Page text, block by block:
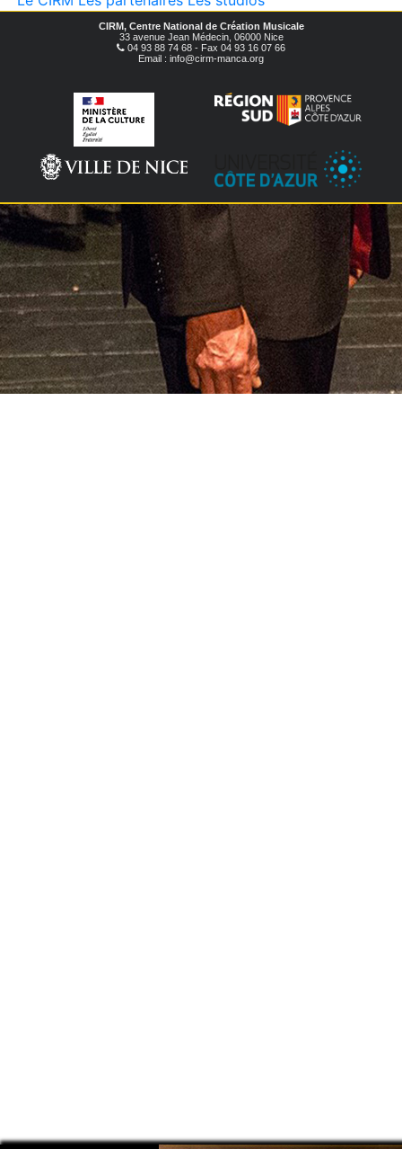
CIRM, Centre National de Création Musicale
33 avenue Jean Médecin, 06000 Nice
04 93 88 74 68 - Fax 04 93 16 07 66
Email : info@cirm-manca.org